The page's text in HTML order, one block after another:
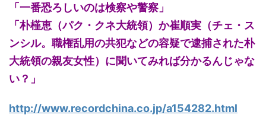
「一番恐ろしいのは検察や警察」
「朴槿恵（パク・クネ大統領）か崔順実（チェ・ス
ンシル。職権乱用の共犯などの容疑で逮捕された朴
大統領の親友女性）に聞いてみれば分かるんじゃな
い？」
http://www.recordchina.co.jp/a154282.html